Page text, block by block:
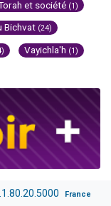
et société (1)
Bichvat (24)
Vayichla'h (1)
France